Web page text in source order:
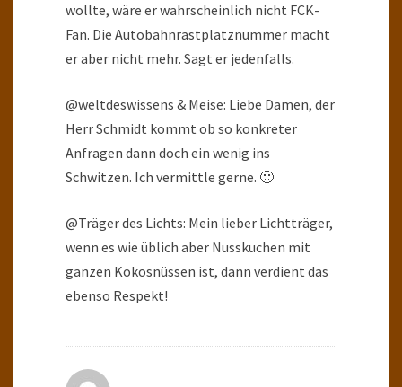
wollte, wäre er wahrscheinlich nicht FCK-
Fan. Die Autobahnrastplatznummer macht
er aber nicht mehr. Sagt er jedenfalls.
@weltdeswissens & Meise: Liebe Damen, der
Herr Schmidt kommt ob so konkreter
Anfragen dann doch ein wenig ins
Schwitzen. Ich vermittle gerne. 🙂
@Träger des Lichts: Mein lieber Lichtträger,
wenn es wie üblich aber Nusskuchen mit
ganzen Kokosnüssen ist, dann verdient das
ebenso Respekt!